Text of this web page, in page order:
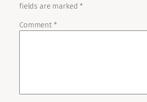
fields are marked*
Comment *